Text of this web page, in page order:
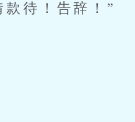
待！告辞！”